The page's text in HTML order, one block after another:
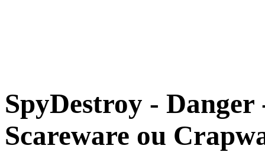
SpyDestroy -
Scareware ou